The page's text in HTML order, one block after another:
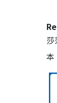
本